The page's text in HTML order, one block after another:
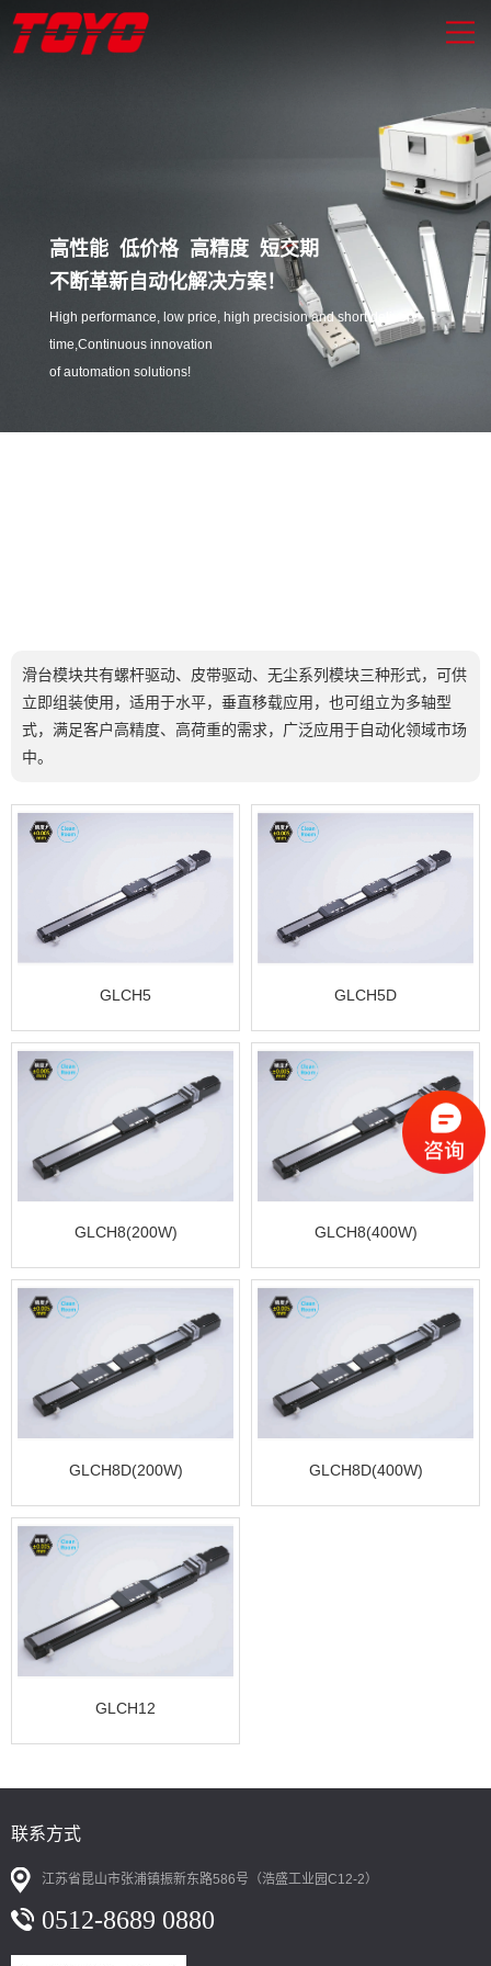
高性能 低价格 高精度 短交期
不断革新自动化解决方案！
High performance, low price, high precision and short delivery
time,Continuous innovation
of automation solutions!
滑台模块共有螺杆驱动、皮带驱动、无尘系列模块三种形式，可供
立即组装使用，适用于水平，垂直移载应用，也可组立为多轴型
式，满足客户高精度、高荷重的需求，广泛应用于自动化领域市场
中。
GLCH5 GLCH5D
GLCH8(200W) GLCH8(400W)
GLCH8D(200W) GLCH8D(400W)
GLCH12
联系方式
江苏省昆山市张浦镇振新东路586号（浩盛工业园C12-2）
0512-8689 0880